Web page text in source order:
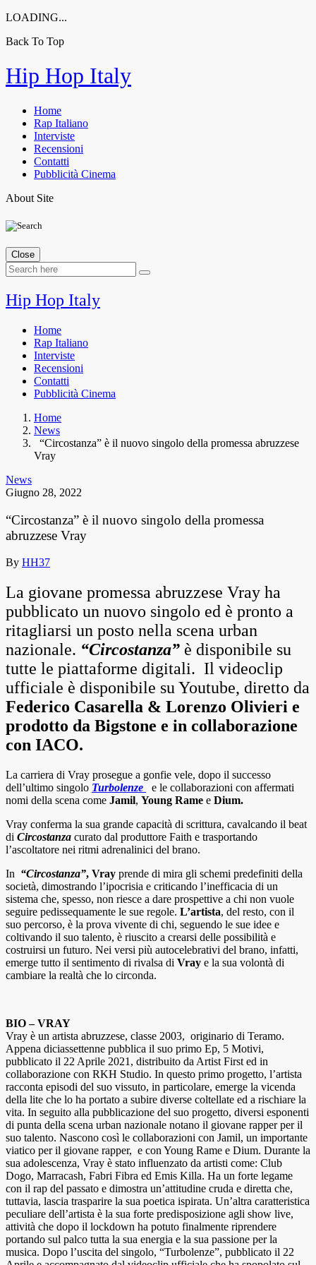
LOADING...
Back To Top
to
content
Hip Hop Italy
Home
Rap Italiano
Interviste
Recensioni
Contatti
Pubblicità Cinema
About Site
Close
Hip Hop Italy
Home
Rap Italiano
Interviste
Recensioni
Contatti
Pubblicità Cinema
Home
News
“Circostanza” è il nuovo singolo della promessa abruzzese
Vray
News
Giugno 28, 2022
“Circostanza” è il nuovo singolo della promessa
abruzzese Vray
By HH37
La giovane promessa abruzzese Vray ha
pubblicato un nuovo singolo ed è pronto a
ritagliarsi un posto nella scena urban
nazionale. “Circostanza” è disponibile su
tutte le piattaforme digitali. Il videoclip
ufficiale è disponibile su Youtube, diretto da
Federico Casarella & Lorenzo Olivieri e
prodotto da Bigstone e in collaborazione
con IACO.
La carriera di Vray prosegue a gonfie vele, dopo il successo
dell’ultimo singolo Turbolenze
e le collaborazioni con affermati
nomi della scena come Jamil, Young Rame e Dium.
Vray conferma la sua grande capacità di scrittura, cavalcando il beat
di Circostanza curato dal produttore Faith e trasportando
l’ascoltatore nei ritmi adrenalinici del brano.
In “Circostanza”, Vray prende di mira gli schemi predefiniti della
società, dimostrando l’ipocrisia e criticando l’inefficacia di un
sistema che, spesso, non riesce a dare prospettive a chi non vuole
seguire pedissequamente le sue regole. L’artista, del resto, con il
suo percorso, è la prova vivente di chi, seguendo le sue idee e
coltivando il suo talento, è riuscito a crearsi delle possibilità e
costruirsi un futuro. Nei versi più autocelebrativi del brano, infatti,
emerge tutto il sentimento di rivalsa di Vray e la sua volontà di
cambiare la realtà che lo circonda.
BIO – VRAY
Vray è un artista abruzzese, classe 2003, originario di Teramo.
Appena diciassettenne pubblica il suo primo Ep, 5 Motivi,
pubblicato il 22 Aprile 2021, distribuito da Artist First ed in
collaborazione con RKH Studio. In questo primo progetto, l’artista
racconta episodi del suo vissuto, in particolare, emerge la vicenda
della lite che lo ha portato a subire diverse coltellate ed a rischiare la
vita. In seguito alla pubblicazione del suo progetto, diversi esponenti
di punta della scena urban nazionale notano il giovane rapper per il
suo talento. Nascono così le collaborazioni con Jamil, un importante
viatico per il giovane rapper, e con Young Rame e Dium. Durante la
sua adolescenza, Vray è stato influenzato da artisti come: Club
Dogo, Marracash, Fabri Fibra ed Emis Killa. Ha un forte legame
con il rap del passato e dimostra un’attitudine cruda e diretta che,
tuttavia, lascia trasparire la sua poetica ispirata. Un’altra caratteristica
peculiare dell’artista è la sua forte predisposizione agli show live,
attività che dopo il lockdown ha potuto finalmente riprendere
portando sul palco tutta la sua energia e la sua passione per la
musica. Dopo l’uscita del singolo, “Turbolenze”, pubblicato il 22